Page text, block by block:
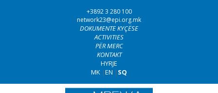
+3892 3 280 100
network23@epi.org.mk
DOKUMENTE KYÇËSE
ACTIVITIES
PËR MERC
KONTAKT
HYRJE
MK |EN | SQ